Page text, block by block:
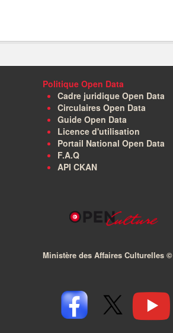
Politique Open Data
Cadre juridique Open Data
Circulaires Open Data
Guide Open Data
Licence d'utilisation
Portail National Open Data
F.A.Q
API CKAN
Ministère des Affaires Culturelles ©